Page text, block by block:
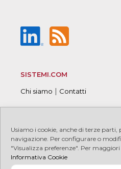
Usiamo i cookie, anche di terze
navigazione. Per configurare o
"Visualizza preferenze". Per
Informativa Cookie
SISTEMI.COM
Chi siamo | Contatti
© 2026 Sistemi S.p.A. P.I.
PRIVACY|